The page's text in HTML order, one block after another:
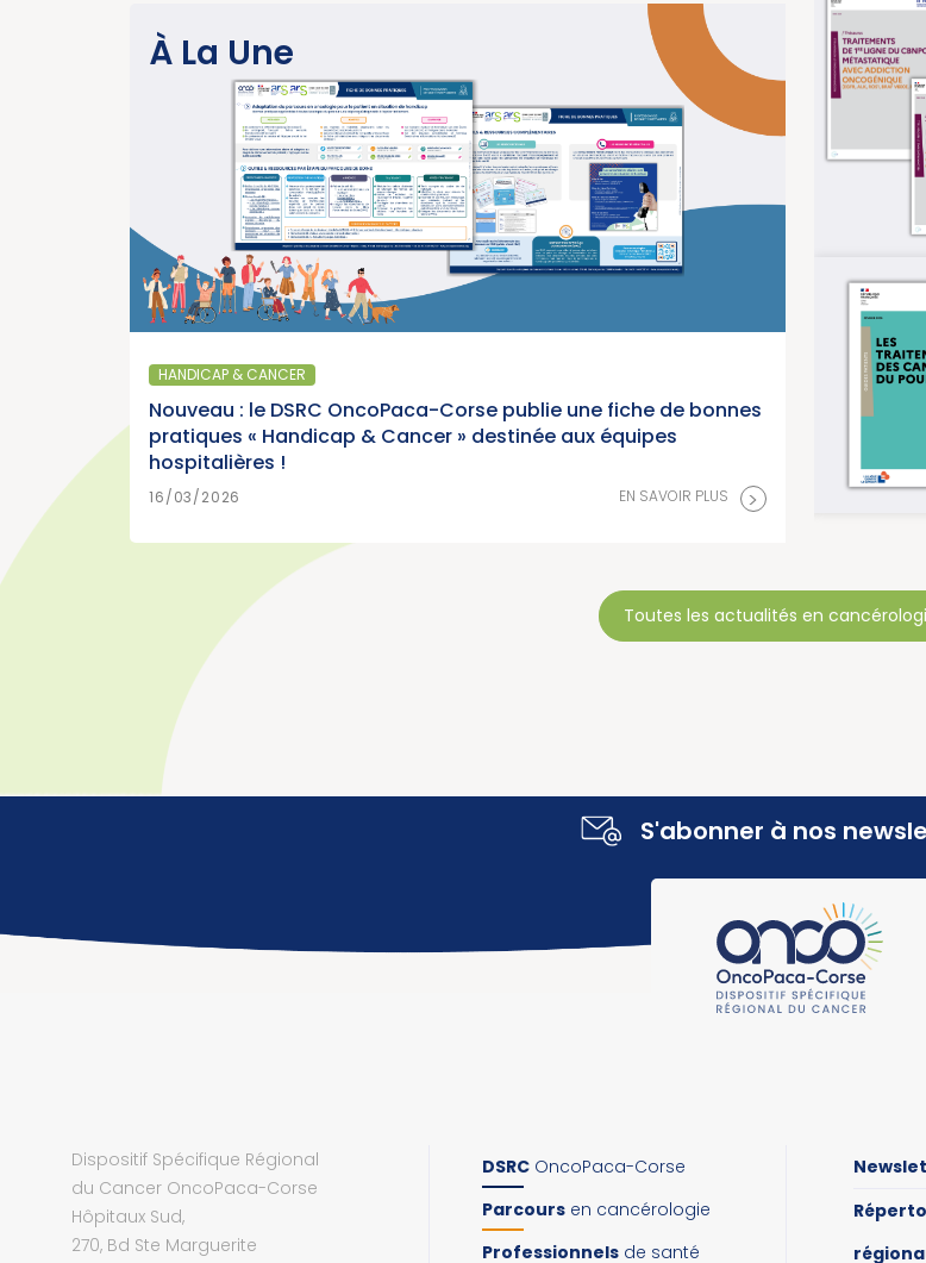
À La Une
HANDICAP & CANCER
Nouveau : le DSRC OncoPaca-Corse publie une fiche de bonnes
pratiques « Handicap & Cancer » destinée aux équipes
hospitalières !
16/03/2026 EN SAVOIR PLUS >
Parution du rapport d’activité 2025 « Une
année charnière pour la lutte contre les
cancers » (Institut National du Cancer)
15/07/2026 EN SAVOIR PLUS >
SANTÉ PUBLIQUE - ÉPIDÉMIOLOGIE
Parution du panorama des cancers en
France, édition 2026 (Institut National du
Cancer)
15/07/2026 16/07/
Toutes les actualités en
S'abonner à nos
Dispositif Spécifique Régional
du Cancer OncoPaca-Corse
Hôpitaux Sud,
270, Bd Ste Marguerite
DSRC OncoPaca-Corse
Parcours en cancérologie
Professionnels de santé